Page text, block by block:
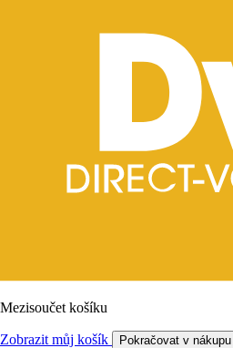
Mezisoučet košíku
Zobrazit můj košík Pokračovat v nákupu